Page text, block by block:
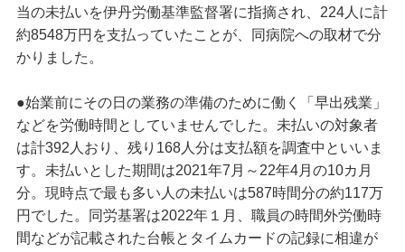
当の未払いを伊丹労働基準監督署に指摘され、224人に計
約8548万円を支払っていたことが、同病院への取材で分
かりました。
●始業前にその日の業務の準備のために働く「早出残業」
などを労働時間としていませんでした。未払いの対象者
は計392人おり、残り168人分は支払額を調査中といいま
す。未払いとした期間は2021年7月～22年4月の10カ月
分。現時点で最も多い人の未払いは587時間分の約117万
円でした。同労基署は2022年１月、職員の時間外労働時
間などが記載された台帳とタイムカードの記録に相違が